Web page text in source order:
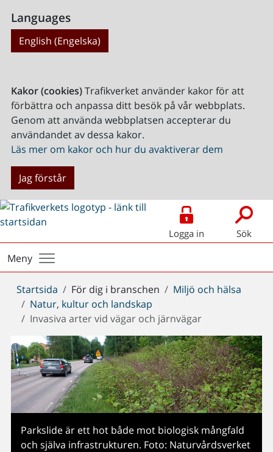
Languages
English (Engelska)
Kakor (cookies)Trafikverket använder kakor för att
förbättra och anpassa ditt besök på vår webbplats.
Genom att använda webbplatsen accepterar du
användandet av dessa kakor.
Läs mer om kakor och hur du avaktiverar dem
Jag förstår
Logga in Sök
Meny
Du
är
här:
Startsida För dig i branschen
Miljö och hälsa
Natur, kultur och landskap
Invasiva arter vid vägar och järnvägar
Parkslide är ett hot både mot biologisk mångfald
och själva infrastrukturen. Foto: Naturvårdsverket